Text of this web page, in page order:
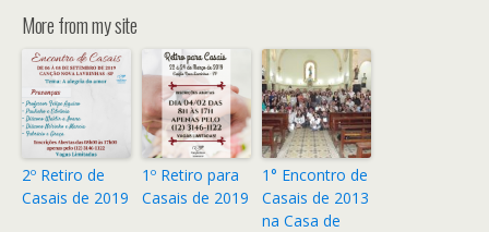
More from my site
2º Retiro de
Casais de 2019
1º Retiro para
Casais de 2019
1° Encontro de
Casais de 2013
na Casa de